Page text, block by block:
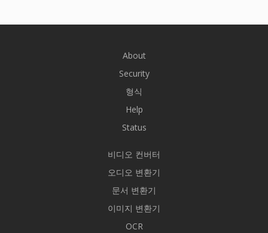
About
Security
형식
Help
Status
비디오 컨버터
오디오 변환기
문서 변환기
이미지 변환기
OCR